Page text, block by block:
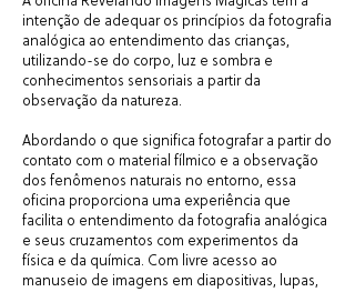
intenção de adequar os princípios da fotografia
analógica ao entendimento das crianças,
utilizando-se do corpo, luz e sombra e
conhecimentos sensoriais a partir da
observação da natureza.
Abordando o que significa fotografar a partir do
contato com o material fílmico e a observação
dos fenômenos naturais no entorno, essa
oficina proporciona uma experiência que
facilita o entendimento da fotografia analógica
e seus cruzamentos com experimentos da
física e da química. Com livre acesso ao
manuseio de imagens em diapositivas, lupas,